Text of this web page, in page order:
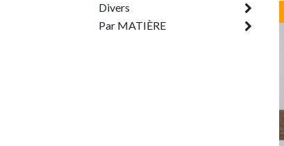
Divers
Par MATIÈRE